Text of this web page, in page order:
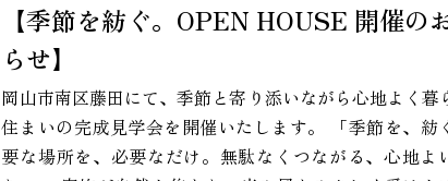
【季節を紡ぐ。OPEN HOUSE 開催の
らせ】
岡山市南区藤田にて、季節と寄り添いながら心地よく暮
住まいの完成見学会を開催いたします。 「季節を、紡
要な場所を、必要なだけ。無駄なくつながる、心地よ